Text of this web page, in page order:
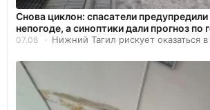
Снова циклон: спасатели
непогоде, а синоптики дали прогноз по
07.08 Нижний Тагил рискует оказаться